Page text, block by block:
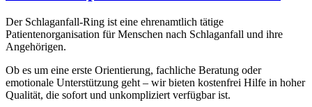
Der Schlaganfall-Ring ist eine ehrenamtlich tätige
Patientenorganisation für Menschen nach Schlaganfall und ihre
Angehörigen.
Ob es um eine erste Orientierung, fachliche Beratung oder
emotionale Unterstützung geht – wir bieten kostenfrei Hilfe in hoher
Qualität, die sofort und unkompliziert verfügbar ist.